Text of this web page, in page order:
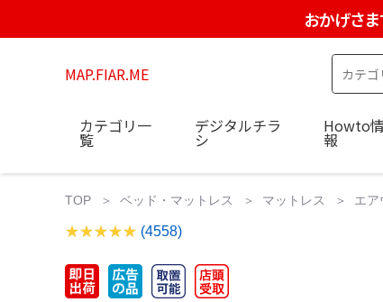
おかげさ
MAP.FIAR.ME
カテゴリ一
覧
デジタルチラ
シ
Howto情
報
TOP ベッド・マットレス マットレス エ
(4558)